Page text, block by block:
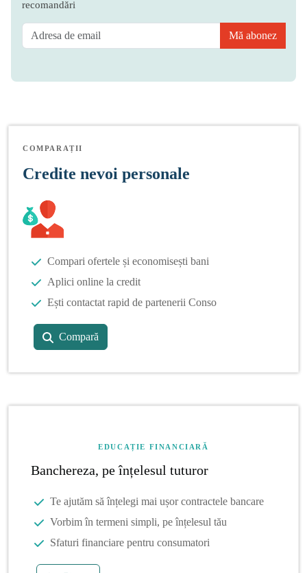
recomandări
Mă abonez
COMPARAȚII
Credite nevoi personale
Compari ofertele și economisești bani
Aplici online la credit
Ești contactat rapid de partenerii Conso
Compară
EDUCAȚIE FINANCIARĂ
Banchereza, pe înțelesul tuturor
Te ajutăm să înțelegi mai ușor contractele bancare
Vorbim în termeni simpli, pe înțelesul tău
Sfaturi financiare pentru consumatori